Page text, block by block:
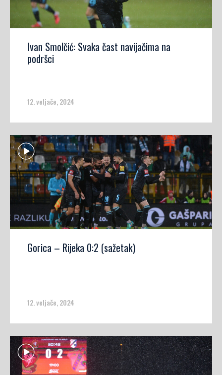
Ivan Smolčić: Svaka čast navijačima na
podršci
12. veljače, 2024
Gorica – Rijeka 0:2 (sažetak)
12. veljače, 2024